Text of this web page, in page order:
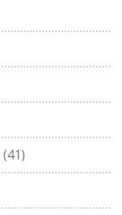
(41)